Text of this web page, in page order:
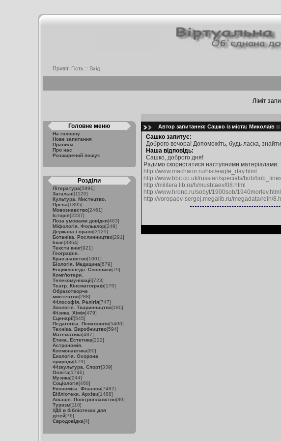
Привіт, Гість :: Вхід
Ліміт
Головне меню
На головну
Нове запитання
Правила
Про нас
Розширений пошук
Розділи
Література[5991]
Загальні[1120]
Культура. Мистецтво.
Преса[1895]
Мовознавство[2461]
Історія[2237]
Поза умовами довідки[463]
Міфологія. Фольклор[249]
Держава і право[3125]
Ботаніка. Рослинництво[291]
Інше[3364]
Тексти книг[921]
Географія.
Краєзнавство[1001]
Біологія. Медицина[679]
Енциклопедії. Словники[79]
Комп'ютери.
Телекомунікації[723]
Театр. Кінематограф[170]
Образотворче
мистецтво[288]
Філософія. Релігія[747]
Зоологія. Тваринництво[180]
Фізика. Хімія[479]
Сценарії[545]
Педагогіка. Психологія[5400]
Техніка. Виробництво[594]
Математика[487]
Етика. Естетика[222]
Астрономія.
Космонавтика[80]
Екологія. Охорона
природи[679]
Фізкультура. Спорт[339]
Освіта[1746]
Музика[244]
Соціологія[468]
Економіка. Фінанси[7482]
Бібліотеки. Архіви[1488]
Авіація. Повітроплавство[80]
Туризм[110]
УДК в бібліотеках для
дітей[76]
Євродовідка[4]
Автор запитання: Сашко із міста: Миколаїв
Сашко запитує:
Доброго вечора! Допоможіть, будь ласка,
Наша відповідь:
Сашко, доброго дня!
Радимо скористатися наступними матеріалами:
http://www.machaon.ru/hist/eagle_day.html
http://www.bbc.co.uk/russian/specials/bob/
http://militera.lib.ru/h/mushtaev/08.html
http://www.hrono.ru/sobyt/1900sob/1940morlev.html
http://voropaev-sergej.megalib.ru/megadata/reih/